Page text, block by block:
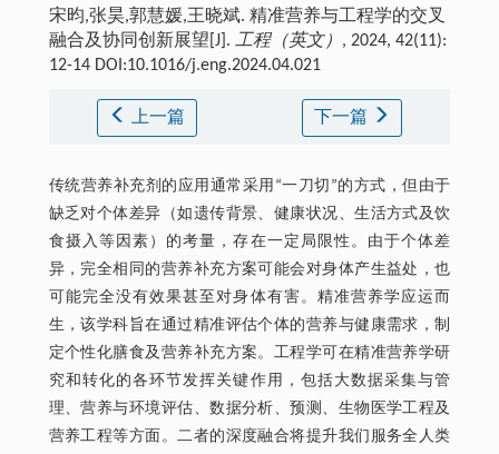
宋昀,张昊,郭慧媛,王晓斌. 精准营养与工程学的交叉
融合及协同创新展望[J]. 工程（英文） , 2024, 42(11):
12-14 DOI:10.1016/j.eng.2024.04.021
上一篇 下一篇
传统营养补充剂的应用通常采用“一刀切”的方式，但由于
缺乏对个体差异（如遗传背景、健康状况、生活方式及饮
食摄入等因素）的考量，存在一定局限性。由于个体差
异，完全相同的营养补充方案可能会对身体产生益处，也
可能完全没有效果甚至对身体有害。精准营养学应运而
生，该学科旨在通过精准评估个体的营养与健康需求，制
定个性化膳食及营养补充方案。工程学可在精准营养学研
究和转化的各环节发挥关键作用，包括大数据采集与管
理、营养与环境评估、数据分析、预测、生物医学工程及
营养工程等方面。二者的深度融合将提升我们服务全人类